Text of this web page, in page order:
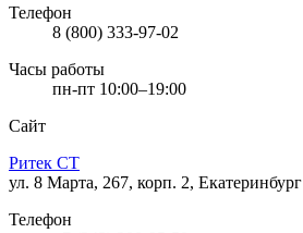
Телефон
8 (800) 333-97-02
Часы работы
пн-пт 10:00–19:00
Сайт
Ритек СТ
ул. 8 Марта, 267, корп. 2, Екатеринбург
Телефон